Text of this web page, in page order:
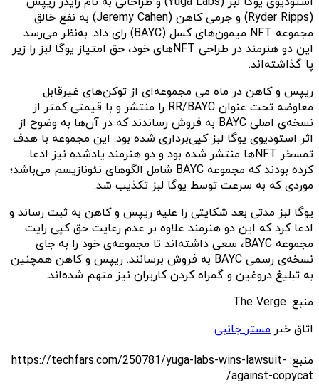
(Ryder Ripps) و جرمی کاهن (Jeremy Cahen) به نفع خالق
مجموعه NFT میمون‌های کسل (BAYC) رای داد. به‌نظر می‌رسد
این دو هنرمند در طراحی NFT‌های خود، حق امتیاز یوگا لبز را زیر
پا گذاشته‌اند.
ریپس و کاهن در ماه می مجموعه‌ای از توکن‌های غیرقابل
معاوضه تحت عنوان RR/BAYC را منتشر و با قیمتی کمتر از
نسخه‌ی اصلی BAYC به فروش رساندند که در آن‌ها به وضوح از
اثر استودیوی یوگا لبز کپی‌برداری شده بود. این مجموعه با هدف
تمسخر NFT‌ها منتشر شده بود و دو هنرمند یادشده نیز ادعا
کرده بودند که مجموعه BAYC شامل الگوهای نئونازیسم می‌باشد؛
موردی که به سرعت توسط یوگا لبز تکذیب شد.
یوگا لبز مدتی بعد شکایتی را علیه ریپس و کاهن به ثبت رساند و
ادعا کرد که این دو هنرمند علاوه بر عدم رعایت حق کپی رایت
مجموعه BAYC، سعی داشته‌اند تا مجموعه‌ی خود را به جای
نسخه‌ی رسمی BAYC به فروش برسانند. ریپس و کاهن همچنین
به تبلیغ دروغین و گمراه کردن کاربران نیز متهم شده‌اند.
منبع: The Verge
اتاق خبر مستر جانبی
منبع: https://techfars.com/250781/yuga-labs-wins-lawsuit-
against-copycat/